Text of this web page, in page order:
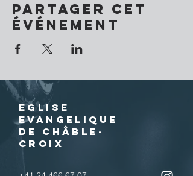
Partager cet
événement
EGLISE
EVANGELIQUE
DE CHÂBLE-
CROIX